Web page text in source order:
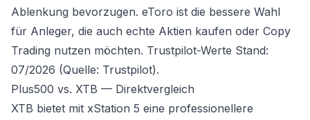
Ablenkung bevorzugen. eToro ist die bessere Wahl
für Anleger, die auch echte Aktien kaufen oder Copy
Trading nutzen möchten. Trustpilot-Werte Stand:
07/2026 (Quelle: Trustpilot).
Plus500 vs. XTB — Direktvergleich
XTB bietet mit xStation 5 eine professionellere